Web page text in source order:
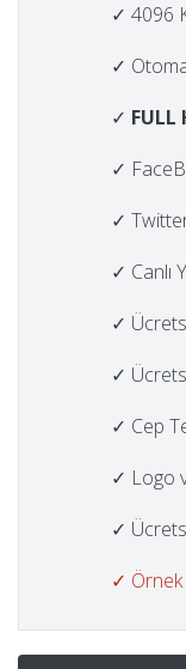
✓ 4096
✓
✓ FULL
✓
✓
✓ Canlı
✓
✓
✓ Cep
✓ Logo
✓
✓